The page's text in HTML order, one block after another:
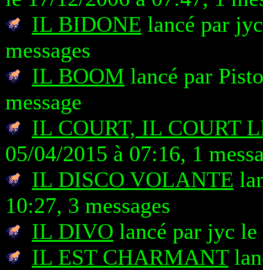
IL BIDONE lancé par
messages
IL BOOM lancé par
message
IL COURT, IL COURT
05/04/2015 à 07:16, 1
IL DISCO VOLANTE
10:27, 3 messages
IL DIVO lancé par jyc le
IL EST CHARMANT